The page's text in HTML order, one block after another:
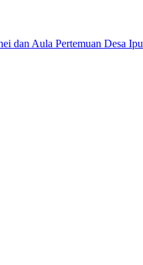
dan Aula Pertemuan Desa Ipu